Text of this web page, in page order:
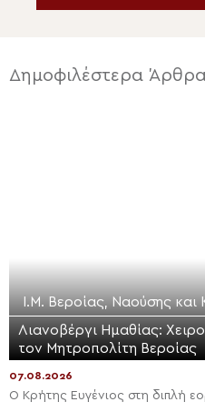
Δημοφιλέστερα
Ι.Μ. Βεροίας, Ναούσης και
Λιανοβέργι Ημαθίας:
τον Μητροπολίτη Βεροίας
07.08.2026
Ο Κρήτης Ευγένιος στη διπλή